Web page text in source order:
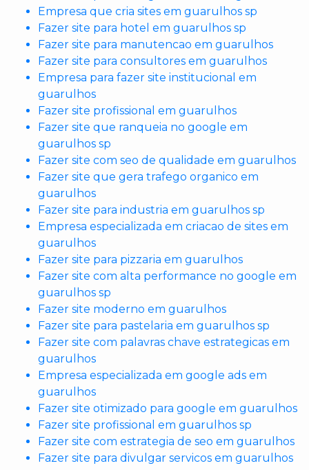
Empresa que cria sites em guarulhos sp
Fazer site para hotel em guarulhos sp
Fazer site para manutencao em guarulhos
Fazer site para consultores em guarulhos
Empresa para fazer site institucional em
guarulhos
Fazer site profissional em guarulhos
Fazer site que ranqueia no google em
guarulhos sp
Fazer site com seo de qualidade em guarulhos
Fazer site que gera trafego organico em
guarulhos
Fazer site para industria em guarulhos sp
Empresa especializada em criacao de sites em
guarulhos
Fazer site para pizzaria em guarulhos
Fazer site com alta performance no google em
guarulhos sp
Fazer site moderno em guarulhos
Fazer site para pastelaria em guarulhos sp
Fazer site com palavras chave estrategicas em
guarulhos
Empresa especializada em google ads em
guarulhos
Fazer site otimizado para google em guarulhos
Fazer site profissional em guarulhos sp
Fazer site com estrategia de seo em guarulhos
Fazer site para divulgar servicos em guarulhos